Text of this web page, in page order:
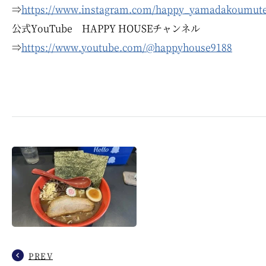
⇒https://www.instagram.com/
公式YouTube HAPPY HOUSEチャンネル
⇒https://www.youtube.com/@happyhouse9188
PREV